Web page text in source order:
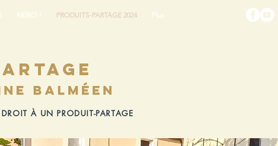
MERCI ! PRODUITS-PARTAGE 2024 Plus
balméen
À UN PRODUIT-PARTAGE